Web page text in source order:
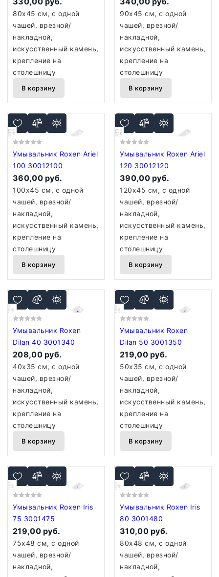
80x45 см, с одной
чашей, врезной/
накладной,
искусственный камень,
крепление на
столешницу
В корзину
90x45 см, с одной
чашей, врезной/
накладной,
искусственный камень,
крепление на
столешницу
В корзину
Умывальник Roxen Ariel
100 30012100
360,00 руб.
100x45 см, с одной
чашей, врезной/
накладной,
искусственный камень,
крепление на
столешницу
В корзину
Умывальник Roxen Ariel
120 30012120
390,00 руб.
120x45 см, с одной
чашей, врезной/
накладной,
искусственный камень,
крепление на
столешницу
В корзину
Умывальник Roxen
Dilan 40 3001340
208,00 руб.
40x35 см, с одной
чашей, врезной/
накладной,
искусственный камень,
крепление на
столешницу
В корзину
Умывальник Roxen
Dilan 50 3001350
219,00 руб.
50x35 см, с одной
чашей, врезной/
накладной,
искусственный камень,
крепление на
столешницу
В корзину
Умывальник Roxen Iris
75 3001475
219,00 руб.
75x48 см, с одной
чашей, врезной/
накладной,
Умывальник Roxen Iris
80 3001480
310,00 руб.
80x48 см, с одной
чашей, врезной/
накладной,